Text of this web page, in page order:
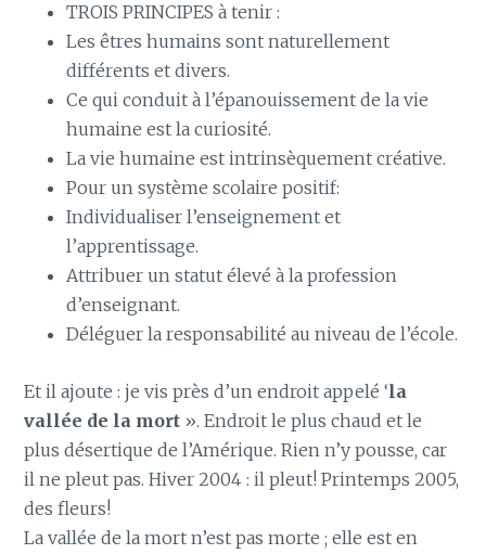
TROIS PRINCIPES à tenir :
Les êtres humains sont naturellement
différents et divers.
Ce qui conduit à l’épanouissement de la vie
humaine est la curiosité.
La vie humaine est intrinsèquement créative.
Pour un système scolaire positif:
Individualiser l’enseignement et
l’apprentissage.
Attribuer un statut élevé à la profession
d’enseignant.
Déléguer la responsabilité au niveau de l’école.
Et il ajoute : je vis près d’un endroit appelé ‘la
vallée de la mort ». Endroit le plus chaud et le
plus désertique de l’Amérique. Rien n’y pousse, car
il ne pleut pas. Hiver 2004 : il pleut! Printemps 2005,
des fleurs!
La vallée de la mort n’est pas morte ; elle est en